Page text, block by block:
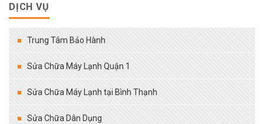
DỊCH VỤ
Trung Tâm Bảo Hành
Sửa Chữa Máy Lạnh Quận 1
Sửa Chữa Máy Lạnh tại Bình Thạnh
Sửa Chữa Dân Dụng